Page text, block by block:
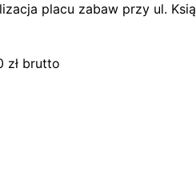
placu zabaw przy ul.
zł brutto